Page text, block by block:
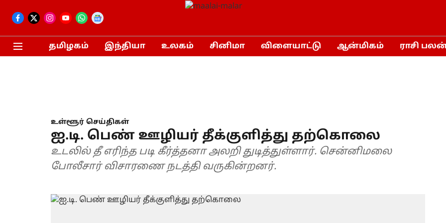
தமிழகம் இந்தியா உலகம் சினிமா விளையாட்டு ஆன்மிகம் ராசி
உள்ளூர் செய்திகள்
ஐ.டி. பெண் ஊழியர் தீக்குளித்து தற்கொலை
உடலில் தீ எரிந்த படி கீர்த்தனா அலறி துடித்துள்ளார். சென்னிமலை
போலீசார் விசாரணை நடத்தி வருகின்றனர்.